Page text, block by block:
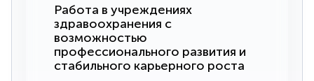
Работа в учреждениях
здравоохранения с
возможностью
профессионального развития и
стабильного карьерного роста